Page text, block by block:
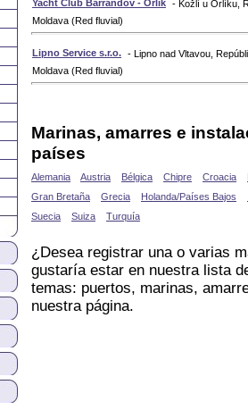
Yacht Club Barrandov - Orlík - Kožlí u Orlíku,
Moldava (Red fluvial)
Lipno Service s.r.o. - Lipno nad Vltavou,
Moldava (Red fluvial)
Marinas, amarres e
países
Alemania Austria Bélgica Chipre Croacia
Gran Bretaña
Grecia Holanda/Países Bajos
Suecia
Suiza Turquía
¿Desea registrar una o varias
gustaría estar en nuestra lista
temas: puertos, marinas,
nuestra página.